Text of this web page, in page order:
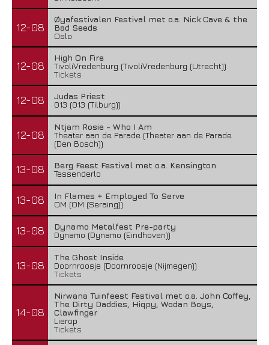
12-08
Øyafestivalen Festival met o.a. Nick Cave & the
Bad Seeds
Oslo
12-08
High On Fire
TivoliVredenburg (TivoliVredenburg (Utrecht))
Tickets
12-08
Judas Priest
013 (013 (Tilburg))
12-08
Ntjam Rosie - Who I Am
Theater aan de Parade (Theater aan de Parade
(Den Bosch))
13-08
Berg Feest Festival met o.a. Kensington
Tessenderlo
13-08
In Flames + Employed To Serve
OM (OM (Seraing))
13-08
Dynamo Metalfest Pre-party
Dynamo (Dynamo (Eindhoven))
13-08
The Ghost Inside
Doornroosje (Doornroosje (Nijmegen))
Tickets
14-08
Nirwana Tuinfeest Festival met o.a. John Coffey,
The Dirty Daddies, Hiqpy, Wodan Boys,
Clawfinger
Lierop
Tickets